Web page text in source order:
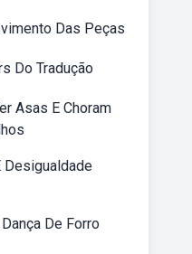
Das Peças
Do Tradução
Asas E Choram
Desigualdade
De Forro